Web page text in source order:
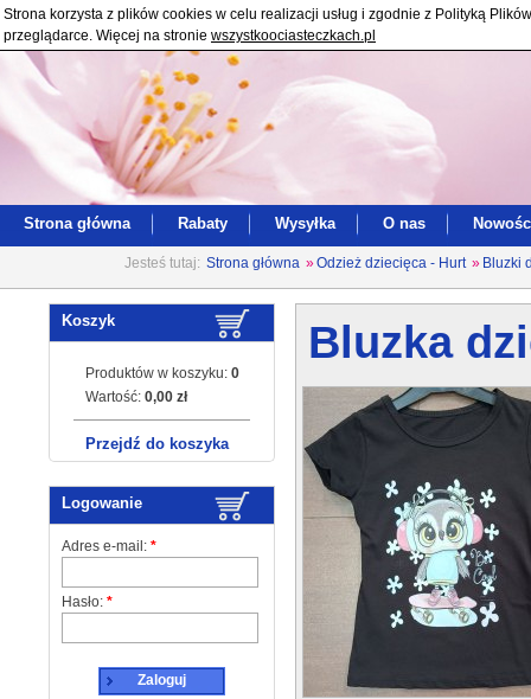
Strona korzysta z plików cookies w celu realizacji usług i zgodnie z Polityką
przeglądarce. Więcej na stronie wszystkoociasteczkach.pl
Strona główna Rabaty Wysyłka O nas
Jesteś tutaj: Strona główna »Odzież dziecięca - Hurt » Bluzki
Koszyk
Produktów w koszyku: 0
Wartość: 0,00 zł
Przejdź do koszyka
Logowanie
Adres e-mail: *
Hasło: *
Zaloguj
Bluzka